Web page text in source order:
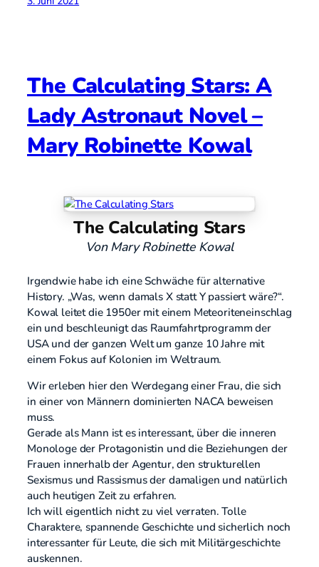
The Calculating Stars: A
Lady Astronaut Novel –
Mary Robinette Kowal
The Calculating Stars
Von Mary Robinette Kowal
Irgendwie habe ich eine Schwäche für alternative
History. „Was, wenn damals X statt Y passiert wäre?“.
Kowal leitet die 1950er mit einem Meteoriteneinschlag
ein und beschleunigt das Raumfahrtprogramm der
USA und der ganzen Welt um ganze 10 Jahre mit
einem Fokus auf Kolonien im Weltraum.
Wir erleben hier den Werdegang einer Frau, die sich
in einer von Männern dominierten NACA beweisen
muss.
Gerade als Mann ist es interessant, über die inneren
Monologe der Protagonistin und die Beziehungen der
Frauen innerhalb der Agentur, den strukturellen
Sexismus und Rassismus der damaligen und natürlich
auch heutigen Zeit zu erfahren.
Ich will eigentlich nicht zu viel verraten. Tolle
Charaktere, spannende Geschichte und sicherlich noch
interessanter für Leute, die sich mit Militärgeschichte
auskennen.